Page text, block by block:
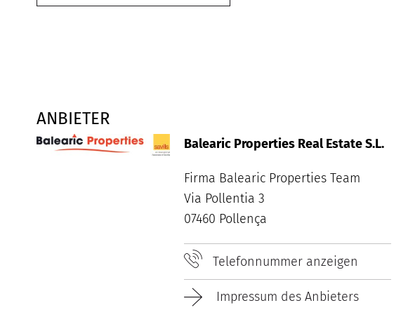
ANBIETER
Balearic Properties Real Estate S.L.
Firma Balearic Properties Team
Via Pollentia 3
07460 Pollença
Telefonnummer anzeigen
Impressum des Anbieters